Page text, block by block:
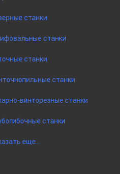
станки
станки
станки
станки
винторезные станки
станки
еще...